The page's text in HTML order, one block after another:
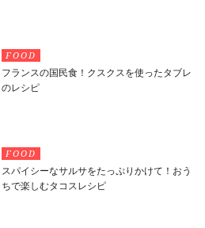
FOOD
フランスの国民食！クスクスを使ったタブレ
のレシピ
FOOD
スパイシーなサルサをたっぷりかけて！おう
ちで楽しむタコスレシピ